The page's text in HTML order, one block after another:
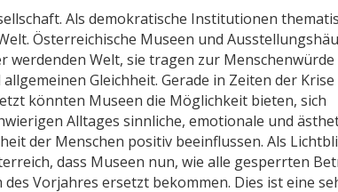
Als demokratische Institutionen
Österreichische Museen und
Welt, sie tragen zur Menschenwürde
Gleichheit. Gerade in Zeiten der Krise
könnten Museen die Möglichkeit bieten, sich
Alltages sinnliche, emotionale und
der Menschen positiv beeinflussen. Als
dass Museen nun, wie alle gesperrten
Vorjahres ersetzt bekommen. Dies ist eine